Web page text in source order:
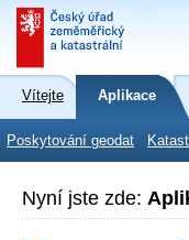
Vítejte Aplikace
Poskytování geodat
Nyní jste zde: